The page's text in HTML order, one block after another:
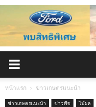
หน้าแรก ข่าวเกษตรแนะนำ
ข่าวเกษตรแนะนำ ข่าวพืช ไม้ผล